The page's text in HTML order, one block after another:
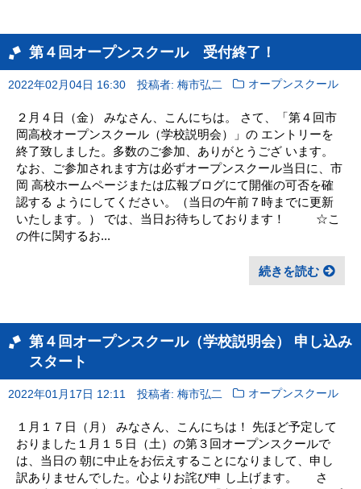
第４回オープンスクール 受付終了！
2022年02月04日 16:30 投稿者: 梅市弘二 オープンスクール
２月４日（金） みなさん、こんにちは。 さて、「第４回市
岡高校オープンスクール（学校説明会）」の エントリーを
終了致しました。多数のご参加、ありがとうござ います。
なお、ご参加されます方は必ずオープンスクール当日に、市
岡 高校ホームページまたは広報ブログにて開催の可否を確
認する ようにしてください。（当日の午前７時までに更新
いたします。） では、当日お待ちしております！ ☆こ
の件に関するお...
続きを読む
第４回オープンスクール（学校説明会） 申し込み
スタート
2022年01月17日 12:11 投稿者: 梅市弘二 オープンスクール
１月１７日（月） みなさん、こんにちは！ 先ほど予定して
おりました１月１５日（土）の第３回オープンスクールで
は、当日の 朝に中止をお伝えすることになりまして、申し
訳ありませんでした。心よりお詫び申 し上げます。 さ